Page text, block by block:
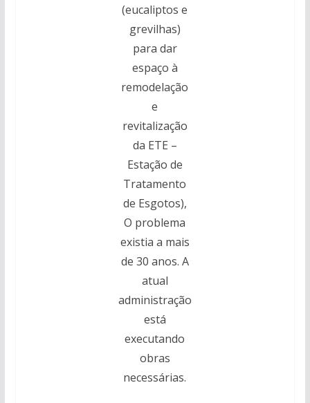
(eucaliptos e
grevilhas)
para dar
espaço à
remodelação
e
revitalização
da ETE –
Estação de
Tratamento
de Esgotos),
O problema
existia a mais
de 30 anos. A
atual
administração
está
executando
obras
necessárias.